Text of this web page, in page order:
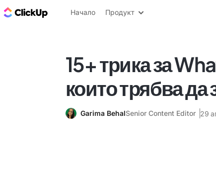
ClickUp блог
Начало Продукт
15+ трика за
които трябва да
Garima BehalSenior Content Editor 29